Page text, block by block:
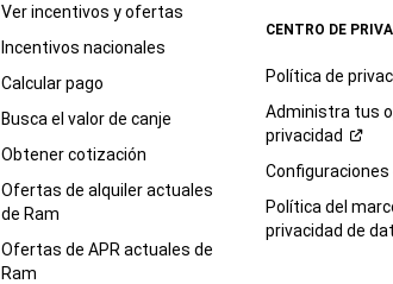
Ver incentivos y ofertas
Incentivos nacionales
Calcular pago
Busca el valor de canje
Obtener cotización
Ofertas de alquiler actuales
de Ram
Ofertas de APR actuales de
Ram
CENTRO DE
Política de
Administra tus
privacidad
Configuraciones
Política del
privacidad de